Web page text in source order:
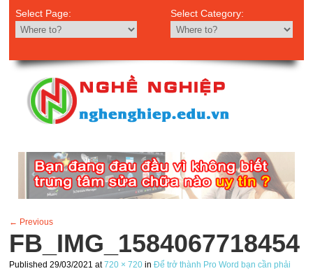
Select Page: Select Category:
← Previous
FB_IMG_1584067718454
Published29/03/2021 at720 × 720 inĐể trở thành Pro Word bạn cần phải